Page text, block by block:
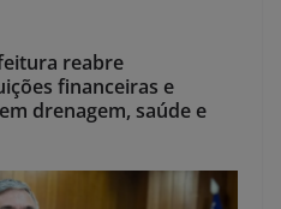
reabre
financeiras e
drenagem, saúde e